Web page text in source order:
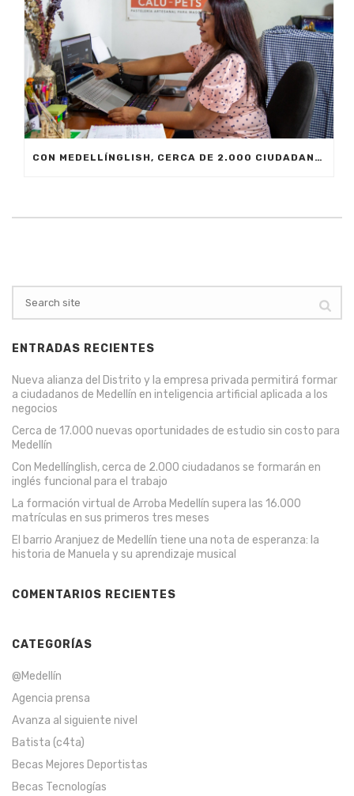
CON MEDELLÍNGLISH, CERCA DE 2.000 CIUDADANOS SE FORMARÁN EN INGLÉS FUNCIONAL PARA EL TRABAJO
ENTRADAS RECIENTES
Nueva alianza del Distrito y la empresa privada permitirá formar
a ciudadanos de Medellín en inteligencia artificial aplicada a los
negocios
Cerca de 17.000 nuevas oportunidades de estudio sin costo para
Medellín
Con Medellínglish, cerca de 2.000 ciudadanos se formarán en
inglés funcional para el trabajo
La formación virtual de Arroba Medellín supera las 16.000
matrículas en sus primeros tres meses
El barrio Aranjuez de Medellín tiene una nota de esperanza: la
historia de Manuela y su aprendizaje musical
COMENTARIOS RECIENTES
CATEGORÍAS
@Medellín
Agencia prensa
Avanza al siguiente nivel
Batista (c4ta)
Becas Mejores Deportistas
Becas Tecnologías